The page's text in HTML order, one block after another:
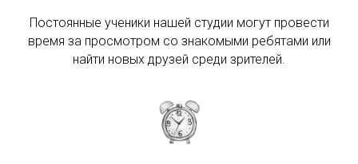
Постоянные ученики нашей студии могут провести
время за просмотром со знакомыми ребятами или
найти новых друзей среди зрителей.